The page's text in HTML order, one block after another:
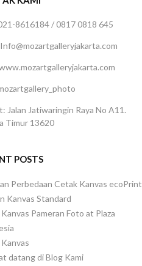
8616184 / 0817 0818 645
Jalan Jatiwaringin Raya No A11.
Timur 13620
POSTS
Perbedaan Cetak Kanvas ecoPrint
Kanvas Standard
Pameran Foto at Plaza
datang di Blog Kami